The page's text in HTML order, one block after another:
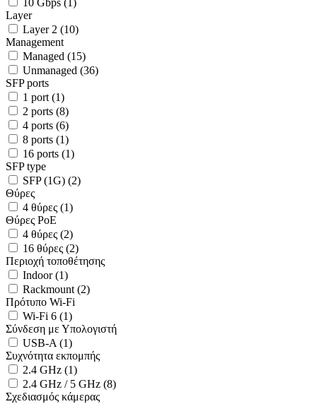
10 Gbps (
)
Layer
Layer 2 (10)
Management
Managed (15)
Unmanaged (36)
SFP ports
1 port (1)
2 ports (8)
4 ports (6)
8 ports (1)
16 ports (1)
SFP type
SFP (1G) (2)
Θύρες
4 θύρες (1)
Θύρες PoE
4 θύρες (2)
16 θύρες (2)
Περιοχή τοποθέτησης
Indoor (1)
Rackmount (2)
Πρότυπο Wi-Fi
Wi-Fi 6 (1)
Σύνδεση με Υπολογιστή
USB-A (1)
Συχνότητα εκπομπής
2.4 GHz (1)
2.4 GHz / 5 GHz (8)
Σχεδιασμός κάμερας